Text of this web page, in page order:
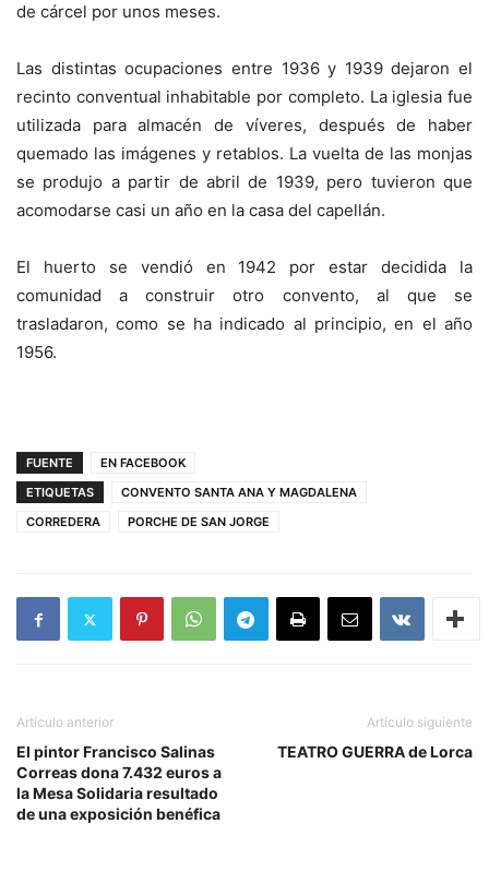
de cárcel por unos meses.
Las distintas ocupaciones entre 1936 y 1939 dejaron el
recinto conventual inhabitable por completo. La iglesia fue
utilizada para almacén de víveres, después de haber
quemado las imágenes y retablos. La vuelta de las monjas
se produjo a partir de abril de 1939, pero tuvieron que
acomodarse casi un año en la casa del capellán.
El huerto se vendió en 1942 por estar decidida la
comunidad a construir otro convento, al que se
trasladaron, como se ha indicado al principio, en el año
1956.
FUENTE
EN FACEBOOK
ETIQUETAS
CONVENTO SANTA ANA Y MAGDALENA
CORREDERA
PORCHE DE SAN JORGE
Artículo anterior
El pintor Francisco Salinas
Correas dona 7.432 euros a
la Mesa Solidaria resultado
de una exposición benéfica
Artículo siguiente
TEATRO GUERRA de Lorca